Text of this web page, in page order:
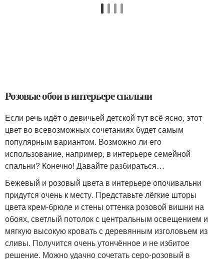
Розовые обои в интерьере спальни
Если речь идёт о девичьей детской тут всё ясно, этот
цвет во всевозможных сочетаниях будет самым
популярным вариантом. Возможно ли его
использование, например, в интерьере семейной
спальни? Конечно! Давайте разбираться…
Бежевый и розовый цвета в интерьере опочивальни
придутся очень к месту. Представьте лёгкие шторы
цвета крем-брюле и стены оттенка розовой вишни на
обоях, светлый потолок с центральным освещением и
мягкую высокую кровать с деревянным изголовьем из
сливы. Получится очень утончённое и не избитое
решение. Можно удачно сочетать серо-розовый в